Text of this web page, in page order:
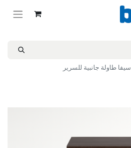
سيفا طاولة جانبية للسرير